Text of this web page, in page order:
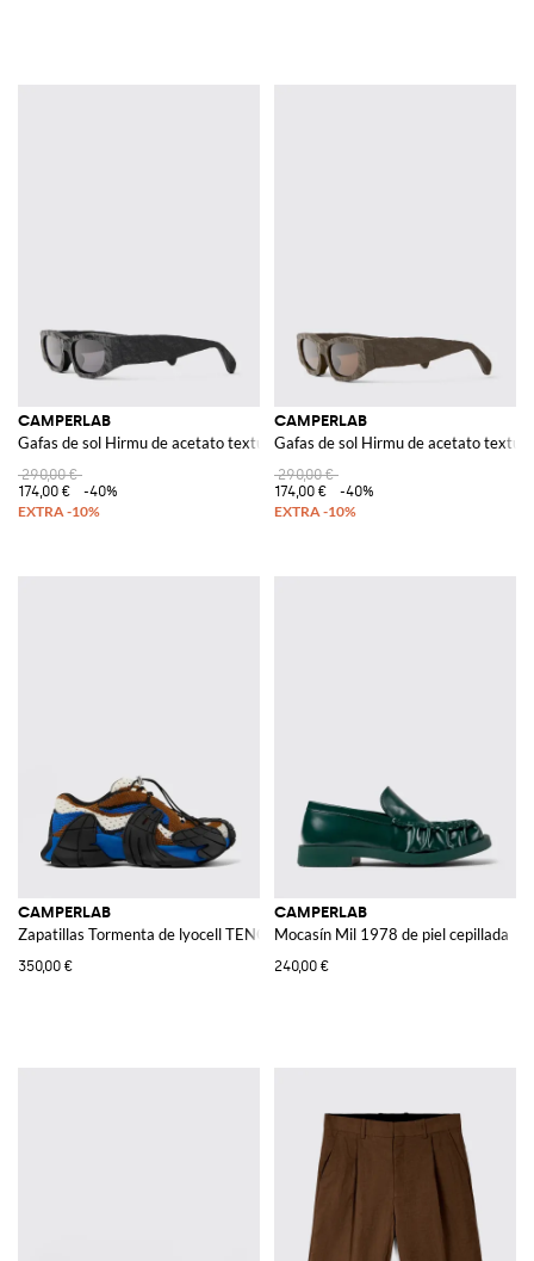
CAMPERLAB
Gafas de sol Hirmu de acetato texturizado hecho a mano
290,00 €
174,00 €
-40%
CAMPERLAB
Gafas de sol Hirmu de acetato
290,00 €
174,00 €
-40%
CAMPERLAB
Zapatillas Tormenta de lyocell TENCEL™
350,00 €
CAMPERLAB
Mocasín Mil 1978 de piel cepillada
240,00 €